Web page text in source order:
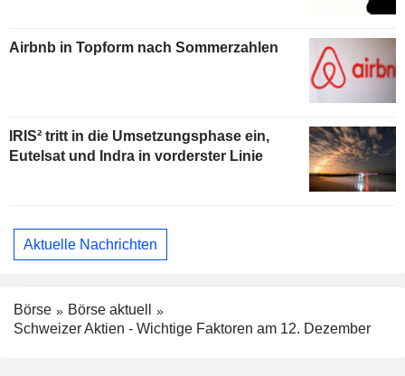
Airbnb in Topform nach Sommerzahlen
IRIS² tritt in die Umsetzungsphase ein,
Eutelsat und Indra in vorderster Linie
Aktuelle Nachrichten
Börse
Börse aktuell
Schweizer Aktien - Wichtige Faktoren am 12. Dezember